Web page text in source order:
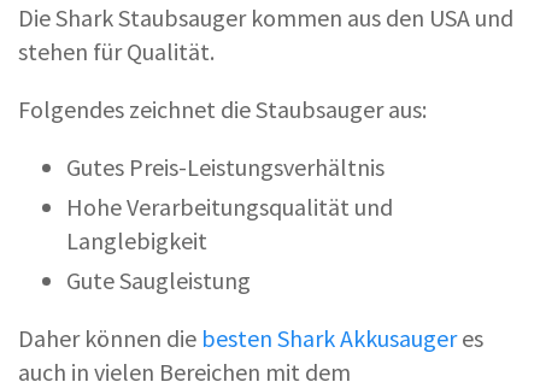
Die Shark Staubsauger kommen aus den USA und
stehen für Qualität.
Folgendes zeichnet die Staubsauger aus:
Gutes Preis-Leistungsverhältnis
Hohe Verarbeitungsqualität und
Langlebigkeit
Gute Saugleistung
Daher können die besten Shark Akkusaugeres
auch in vielen Bereichen mit dem